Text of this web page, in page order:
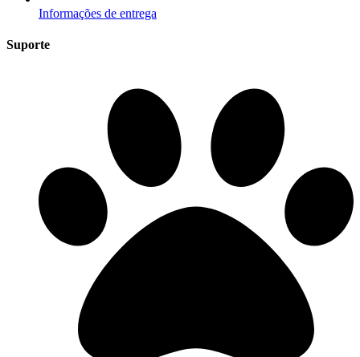
Informações de entrega
Suporte